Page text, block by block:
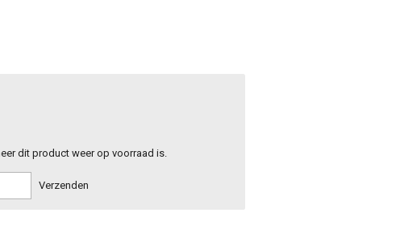
dit product weer op voorraad is.
Verzenden